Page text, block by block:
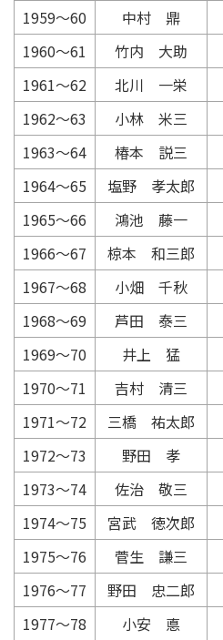
1959〜60
中村 鼎
1960〜61
竹内 大助
1961〜62
北川 一栄
1962〜63
小林 米三
1963〜64
椿本 説三
1964〜65
塩野 孝太郎
1965〜66
鴻池 藤一
1966〜67
椋本 和三郎
1967〜68
小畑 千秋
1968〜69
芦田 泰三
1969〜70
井上 猛
1970〜71
吉村 清三
1971〜72
三橋 祐太郎
1972〜73
野田 孝
1973〜74
佐治 敬三
1974〜75
宮武 徳次郎
1975〜76
菅生 謙三
1976〜77
野田 忠二郎
1977〜78
小安 悳